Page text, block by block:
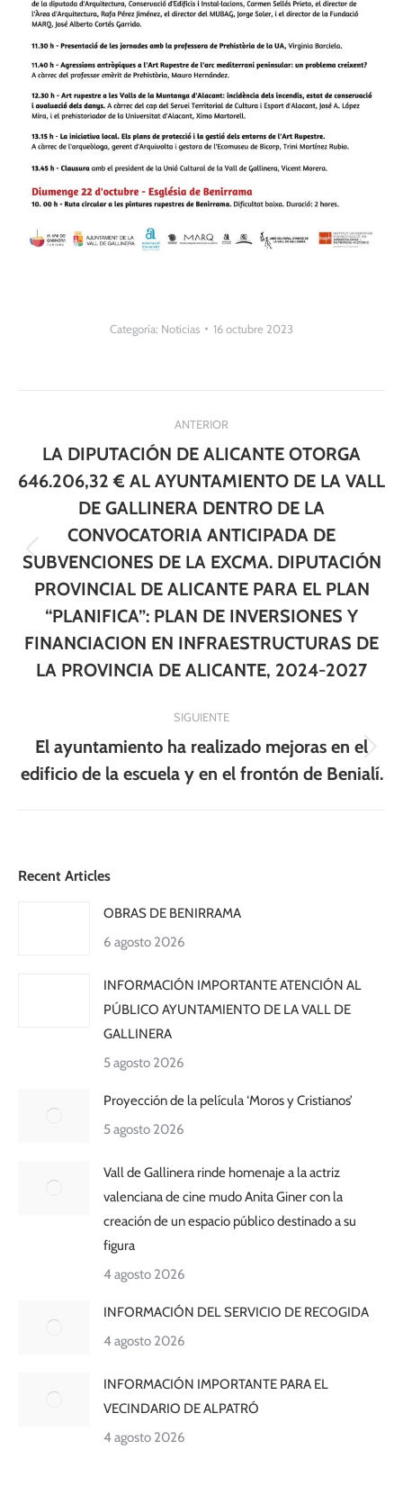
Categoría: Noticias 16 octubre 2023
entre
publicaciones
ANTERIOR
Publicación
anterior:
LA DIPUTACIÓN DE ALICANTE OTORGA
646.206,32 € AL AYUNTAMIENTO DE LA VALL
DE GALLINERA DENTRO DE LA
CONVOCATORIA ANTICIPADA DE
SUBVENCIONES DE LA EXCMA. DIPUTACIÓN
PROVINCIAL DE ALICANTE PARA EL PLAN
“PLANIFICA”: PLAN DE INVERSIONES Y
FINANCIACION EN INFRAESTRUCTURAS DE
LA PROVINCIA DE ALICANTE, 2024-2027
SIGUIENTE
Publicación
siguiente:
El ayuntamiento ha realizado mejoras en el
edificio de la escuela y en el frontón de Benialí.
Recent Articles
OBRAS DE BENIRRAMA
6 agosto 2026
INFORMACIÓN IMPORTANTE ATENCIÓN AL
PÚBLICO AYUNTAMIENTO DE LA VALL DE
GALLINERA
5 agosto 2026
Proyección de la película ‘Moros y Cristianos’
5 agosto 2026
Vall de Gallinera rinde homenaje a la actriz
valenciana de cine mudo Anita Giner con la
creación de un espacio público destinado a su
figura
4 agosto 2026
INFORMACIÓN DEL SERVICIO DE RECOGIDA
4 agosto 2026
INFORMACIÓN IMPORTANTE PARA EL
VECINDARIO DE ALPATRÓ
4 agosto 2026